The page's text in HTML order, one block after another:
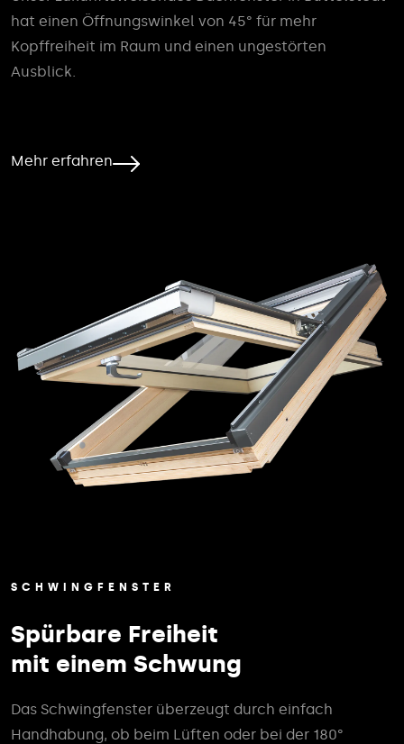
hat einen Öffnungswinkel von 45° für mehr
Kopffreiheit im Raum und einen ungestörten
Ausblick.
Mehr erfahren
SCHWINGFENSTER
Spürbare Freiheit
mit einem Schwung
Das Schwingfenster überzeugt durch einfach
Handhabung, ob beim Lüften oder bei der 180°